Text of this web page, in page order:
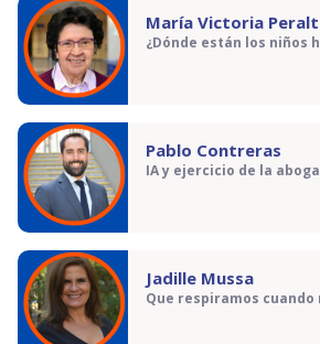
María Victoria
¿Dónde están los niños
Pablo Contreras
IA y ejercicio de la
Jadille Mussa
Que respiramos